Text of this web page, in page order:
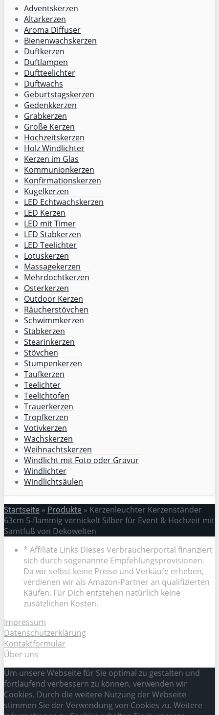
Adventskerzen
Altarkerzen
Aroma Diffuser
Bienenwachskerzen
Duftkerzen
Duftlampen
Duftteelichter
Duftwachs
Geburtstagskerzen
Gedenkkerzen
Grabkerzen
Große Kerzen
Hochzeitskerzen
Holz Windlichter
Kerzen im Glas
Kommunionkerzen
Konfirmationskerzen
Kugelkerzen
LED Echtwachskerzen
LED Kerzen
LED mit Timer
LED Stabkerzen
LED Teelichter
Lotuskerzen
Massagekerzen
Mehrdochtkerzen
Osterkerzen
Outdoor Kerzen
Räucherstövchen
Schwimmkerzen
Stabkerzen
Stearinkerzen
Stövchen
Stumpenkerzen
Taufkerzen
Teelichter
Teelichtofen
Trauerkerzen
Tropfkerzen
Votivkerzen
Wachskerzen
Weihnachtskerzen
Windlicht mit Foto oder Gravur
Windlichter
Windlichtsäulen
Startseite » Produkte » Kerzenleuchter Kerzenständer
63cm 5-flammig vernickelt Silber für Event & Hochzeit mit
Samtfuß von Dekowelten
* Affiliate Links Dieses Verbraucherportal finanziert
sich durch sogenannte Empfehlungsprovisionen.
Da wir selbst keine Preise und Verkäufe erheben,
verdienen wir als Amazon-Partner an qualifizierten
Käufen. Für Dich entstehen natürlich keine
zusätzlichen Kosten.
Impressum
Datenschutzerklärung
Kontaktformular
Über uns
Um unsere Webseite für Sie optimal zu gestalten und
fortlaufend verbessern zu können, verwenden wir
Cookies. Durch die weitere Nutzung der Webseite
stimmen Sie der Verwendung von Cookies zu. Weitere